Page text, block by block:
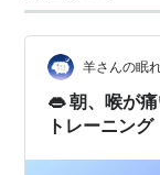
羊さんの眠
👄 朝、喉が
トレーニング